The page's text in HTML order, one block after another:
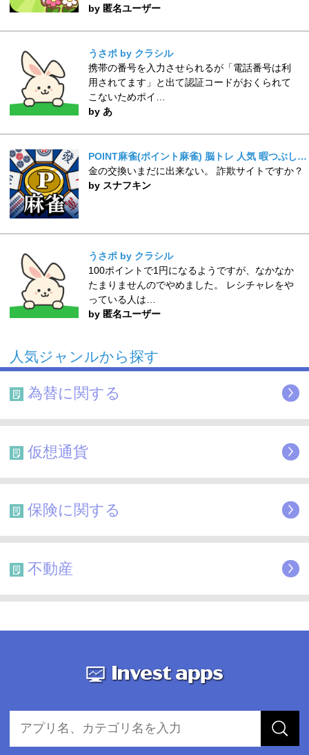
by 匿名ユーザー
うさポ by クラシル
携帯の番号を入力させられるが「電話番号は利
用されてます」と出て認証コードがおくられて
こないためポイ…
by あ
POINT麻雀(ポイント麻雀) 脳トレ 人気 暇つぶしゲーム
金の交換いまだに出来ない。 詐欺サイトですか？
by スナフキン
うさポ by クラシル
100ポイントで1円になるようですが、なかなか
たまりませんのでやめました。 レシチャレをや
っている人は…
by 匿名ユーザー
人気ジャンルから探す
為替に関する
仮想通貨
保険に関する
不動産